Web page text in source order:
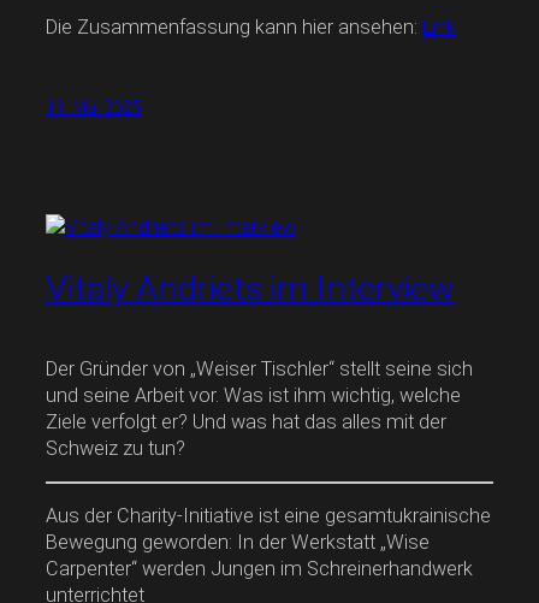
Die Zusammenfassung kann hier ansehen: Link
11. Mai 2025
Vitaly Andriets im Interview
Der Gründer von „Weiser Tischler“ stellt seine sich
und seine Arbeit vor. Was ist ihm wichtig, welche
Ziele verfolgt er? Und was hat das alles mit der
Schweiz zu tun?
Aus der Charity-Initiative ist eine gesamtukrainische
Bewegung geworden: In der Werkstatt „Wise
Carpenter“ werden Jungen im Schreinerhandwerk
unterrichtet